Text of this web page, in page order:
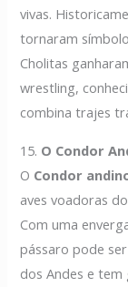
vivas.
tornaram
Cholitas
wrestling,
combina trajes
15. O Condor
O Condor
aves voadoras
Com uma
pássaro pode
dos Andes e